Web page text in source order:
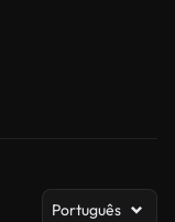
Português